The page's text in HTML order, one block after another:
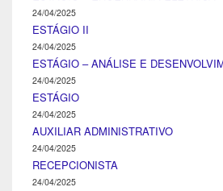
24/04/2025
ESTÁGIO II
24/04/2025
ESTÁGIO – ANÁLISE E
24/04/2025
ESTÁGIO
24/04/2025
AUXILIAR ADMINISTRATIVO
24/04/2025
RECEPCIONISTA
24/04/2025